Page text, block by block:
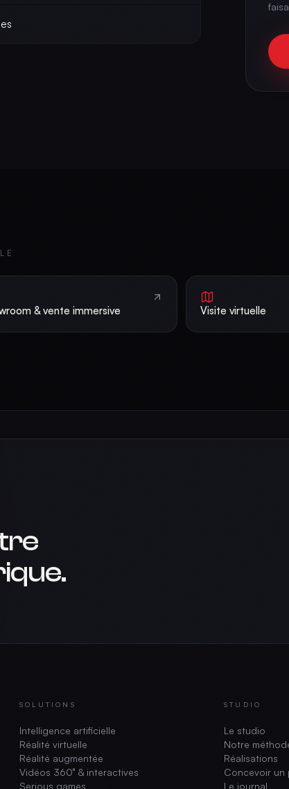
& vente immersive Visite virtuelle
SOLUTIONS
Intelligence artificielle
Réalité virtuelle
Réalité augmentée
Vidéos 360° & interactives
Serious games
STUDIO
Le studio
Notre
Réalisations
Concevoir un
Le journal